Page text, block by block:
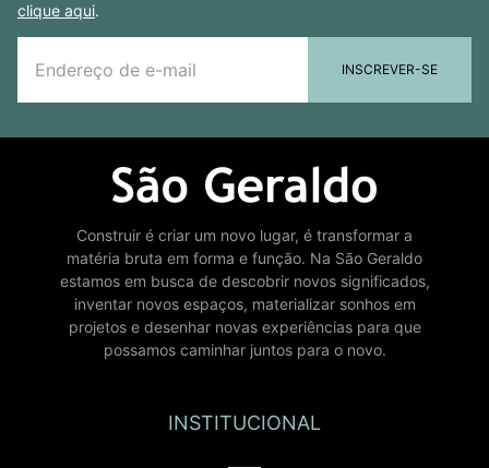
clique aqui.
INSCREVER-SE
Construir é criar um novo lugar, é transformar a
matéria bruta em forma e função. Na São Geraldo
estamos em busca de descobrir novos significados,
inventar novos espaços, materializar sonhos em
projetos e desenhar novas experiências para que
possamos caminhar juntos para o novo.
INSTITUCIONAL